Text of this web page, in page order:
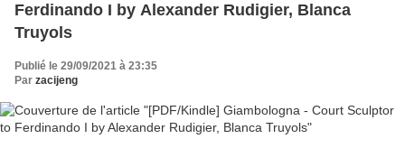
Ferdinando I by Alexander Rudigier, Blanca
Truyols
Publié le 29/09/2021 à 23:35
Par zacijeng